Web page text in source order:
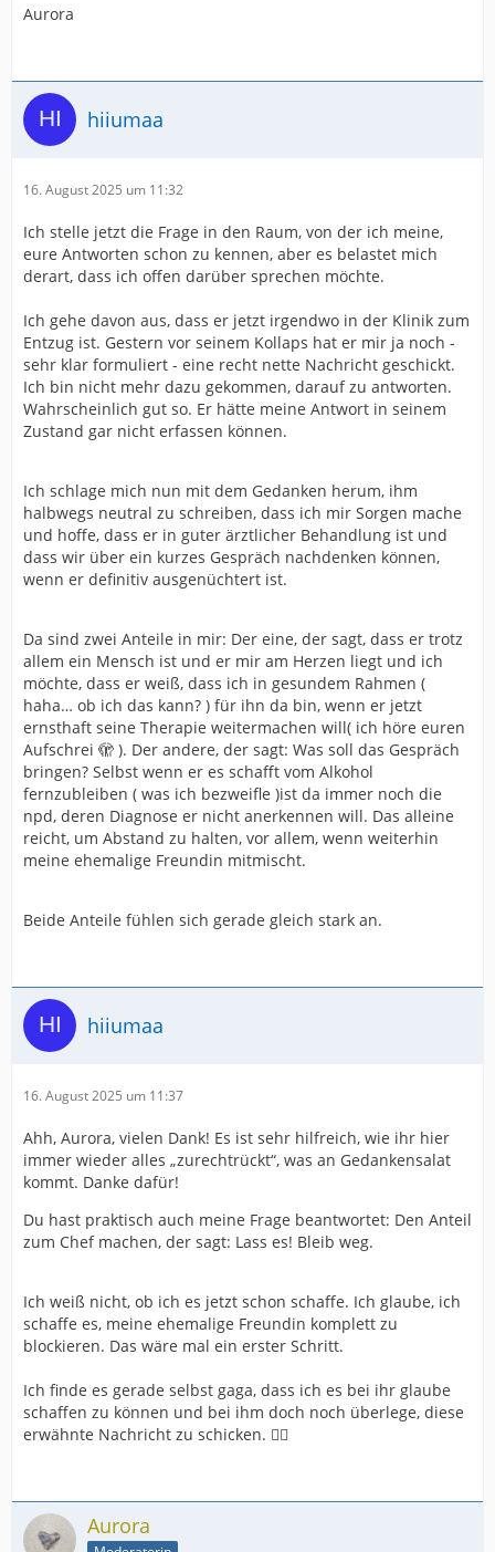
Aurora
hiiumaa
16. August 2025 um 11:32
Ich stelle jetzt die Frage in den Raum, von der ich meine,
eure Antworten schon zu kennen, aber es belastet mich
derart, dass ich offen darüber sprechen möchte.
Ich gehe davon aus, dass er jetzt irgendwo in der Klinik zum
Entzug ist. Gestern vor seinem Kollaps hat er mir ja noch -
sehr klar formuliert - eine recht nette Nachricht geschickt.
Ich bin nicht mehr dazu gekommen, darauf zu antworten.
Wahrscheinlich gut so. Er hätte meine Antwort in seinem
Zustand gar nicht erfassen können.
Ich schlage mich nun mit dem Gedanken herum, ihm
halbwegs neutral zu schreiben, dass ich mir Sorgen mache
und hoffe, dass er in guter ärztlicher Behandlung ist und
dass wir über ein kurzes Gespräch nachdenken können,
wenn er definitiv ausgenüchtert ist.
Da sind zwei Anteile in mir: Der eine, der sagt, dass er trotz
allem ein Mensch ist und er mir am Herzen liegt und ich
möchte, dass er weiß, dass ich in gesundem Rahmen (
haha… ob ich das kann? ) für ihn da bin, wenn er jetzt
ernsthaft seine Therapie weitermachen will( ich höre euren
Aufschrei 🫣 ). Der andere, der sagt: Was soll das Gespräch
bringen? Selbst wenn er es schafft vom Alkohol
fernzubleiben ( was ich bezweifle )ist da immer noch die
npd, deren Diagnose er nicht anerkennen will. Das alleine
reicht, um Abstand zu halten, vor allem, wenn weiterhin
meine ehemalige Freundin mitmischt.
Beide Anteile fühlen sich gerade gleich stark an.
hiiumaa
16. August 2025 um 11:37
Ahh, Aurora, vielen Dank! Es ist sehr hilfreich, wie ihr hier
immer wieder alles „zurechtrückt“, was an Gedankensalat
kommt. Danke dafür!
Du hast praktisch auch meine Frage beantwortet: Den Anteil
zum Chef machen, der sagt: Lass es! Bleib weg.
Ich weiß nicht, ob ich es jetzt schon schaffe. Ich glaube, ich
schaffe es, meine ehemalige Freundin komplett zu
blockieren. Das wäre mal ein erster Schritt.
Ich finde es gerade selbst gaga, dass ich es bei ihr glaube
schaffen zu können und bei ihm doch noch überlege, diese
erwähnte Nachricht zu schicken. 😵‍💫
Aurora